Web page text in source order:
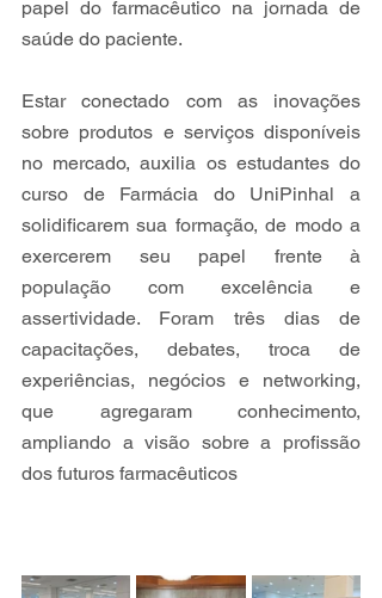
papel do farmacêutico na jornada de
saúde do paciente.
Estar conectado com as inovações
sobre produtos e serviços disponíveis
no mercado, auxilia os estudantes do
curso de Farmácia do UniPinhal a
solidificarem sua formação, de modo a
exercerem seu papel frente à
população com excelência e
assertividade. Foram três dias de
capacitações, debates, troca de
experiências, negócios e networking,
que agregaram conhecimento,
ampliando a visão sobre a profissão
dos futuros farmacêuticos